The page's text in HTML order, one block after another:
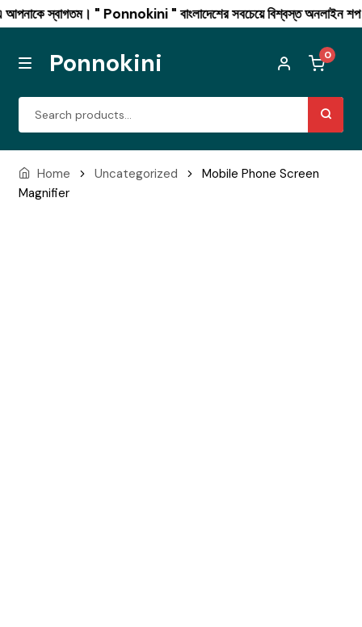
" Ponnokini " বাংলাদেশের সবচেয়ে বিশ্বস্ত অনলাইন শপ। সারা
Skip
navigation
Skip
content
Ponnokini 0
Men’s Fashion
Home Uncategorized
Mobile Phone Screen
Magnifier